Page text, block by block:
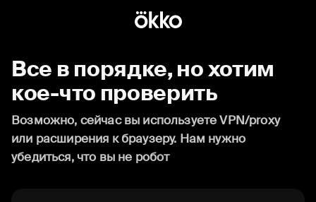
Все в порядке, но хотим
кое-что проверить
Возможно, сейчас вы используете VPN/proxy
или расширения к браузеру. Нам нужно
убедиться, что вы не робот